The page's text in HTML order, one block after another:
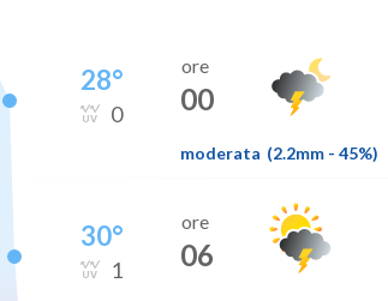
28°
0
ore
00
moderata (2.2mm - 45%)
30°
1
ore
06